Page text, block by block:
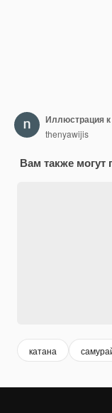
Иллюстрация
thenyawijis
Вам также могут
катана